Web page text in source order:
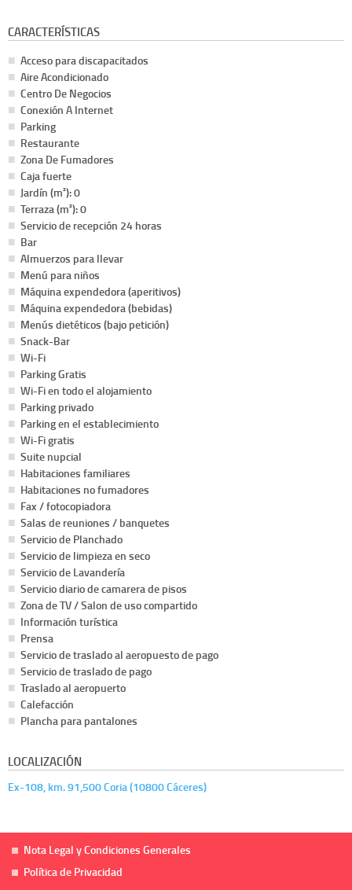
CARACTERÍSTICAS
Acceso para discapacitados
Aire Acondicionado
Centro De Negocios
Conexión A Internet
Parking
Restaurante
Zona De Fumadores
Caja fuerte
Jardín (m²): 0
Terraza (m²): 0
Servicio de recepción 24 horas
Bar
Almuerzos para llevar
Menú para niños
Máquina expendedora (aperitivos)
Máquina expendedora (bebidas)
Menús dietéticos (bajo petición)
Snack-Bar
Wi-Fi
Parking Gratis
Wi-Fi en todo el alojamiento
Parking privado
Parking en el establecimiento
Wi-Fi gratis
Suite nupcial
Habitaciones familiares
Habitaciones no fumadores
Fax / fotocopiadora
Salas de reuniones / banquetes
Servicio de Planchado
Servicio de limpieza en seco
Servicio de Lavandería
Servicio diario de camarera de pisos
Zona de TV / Salon de uso compartido
Información turística
Prensa
Servicio de traslado al aeropuesto de pago
Servicio de traslado de pago
Traslado al aeropuerto
Calefacción
Plancha para pantalones
LOCALIZACIÓN
Ex-108, km. 91,500 Coria (10800 Cáceres)
Nota Legal y Condiciones Generales
Política de Privacidad